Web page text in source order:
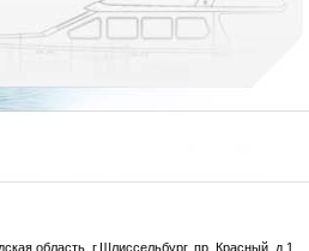
область, г.Шлиссельбург, пр. Красный, д.1